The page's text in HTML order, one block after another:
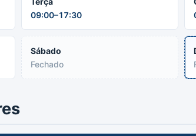
09:00–17:30
Sábado
Fechado